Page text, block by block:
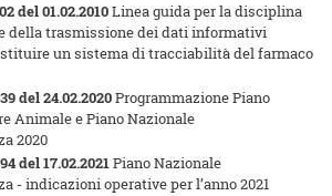
del 01.02.2010Linea guida per la disciplina
della trasmissione dei dati informativi
un sistema di tracciabilità del farmaco
del 24.02.2020Programmazione Piano
Animale e Piano Nazionale
2020
del 17.02.2021Piano Nazionale
- indicazioni operative per l’anno 2021